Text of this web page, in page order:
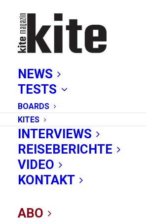
NEWS
TESTS
BOARDS
KITES
INTERVIEWS
REISEBERICHTE
VIDEO
KONTAKT
ABO
GKA World Tour